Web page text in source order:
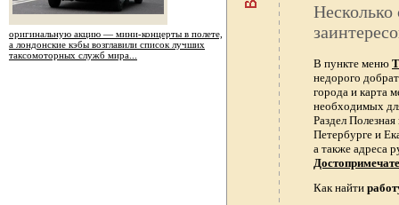
оригинальную акцию — мини-концерты в полете,
а лондонские кэбы возглавили список лучших
таксомоторных служб мира...
Несколько
В пункте меню
недорого
города и карта
необходимых
Раздел
Петербурге и
а также адреса
Как найти